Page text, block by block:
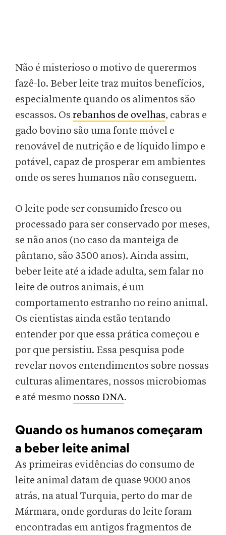
Não é misterioso o motivo de querermos
fazê-lo. Beber leite traz muitos benefícios,
especialmente quando os alimentos são
escassos. Os rebanhos de ovelhas, cabras e
gado bovino são uma fonte móvel e
renovável de nutrição e de líquido limpo e
potável, capaz de prosperar em ambientes
onde os seres humanos não conseguem.
O leite pode ser consumido fresco ou
processado para ser conservado por meses,
se não anos (no caso da manteiga de
pântano, são 3500 anos). Ainda assim,
beber leite até a idade adulta, sem falar no
leite de outros animais, é um
comportamento estranho no reino animal.
Os cientistas ainda estão tentando
entender por que essa prática começou e
por que persistiu. Essa pesquisa pode
revelar novos entendimentos sobre nossas
culturas alimentares, nossos microbiomas
e até mesmo nosso DNA.
Quando os humanos começaram
a beber leite animal
As primeiras evidências do consumo de
leite animal datam de quase 9000 anos
atrás, na atual Turquia, perto do mar de
Mármara, onde gorduras do leite foram
encontradas em antigos fragmentos de